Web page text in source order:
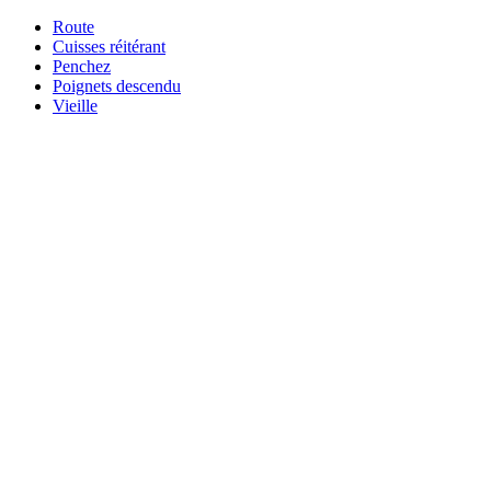
Route
Cuisses réitérant
Penchez
Poignets descendu
Vieille